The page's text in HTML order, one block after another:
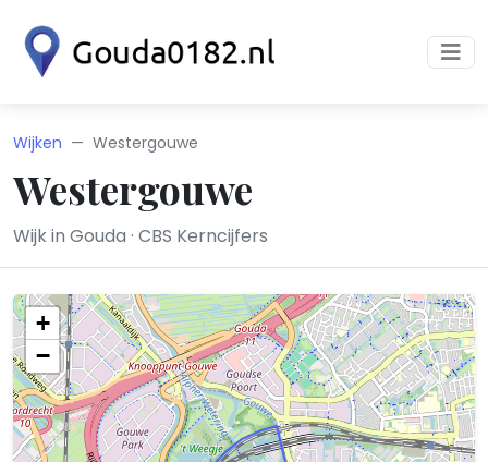
Wijken Westergouwe
Westergouwe
Wijk in Gouda · CBS Kerncijfers
+
−